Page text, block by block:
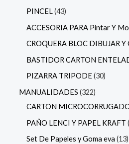
PINCEL 43
ACCESORIA PARA Pintar Y
CROQUERA BLOC DIBUJAR
BASTIDOR CARTON
PIZARRA TRIPODE 30
MANUALIDADES 322
CARTON
PAÑO LENCI Y PAPEL KRAFT
Set De Papeles y Goma eva 13